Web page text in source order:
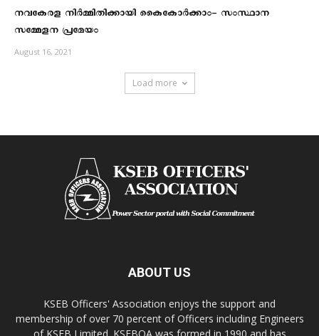
നവകേരള നിർമ്മിതിക്കായി കൈകോര്‍ക്കാം- സംസ്ഥാന
സമ്മേളന പ്രമേയം
August 16, 2021
Load more
ABOUT US
KSEB Officers' Association enjoys the support and
membership of over 70 percent of Officers including Engineers